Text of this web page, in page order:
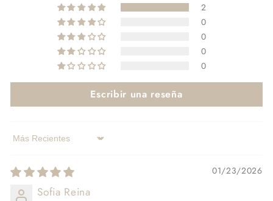
2
0
0
0
0
Escribir una reseña
Sort by
01/23/2026
Sofia Reina